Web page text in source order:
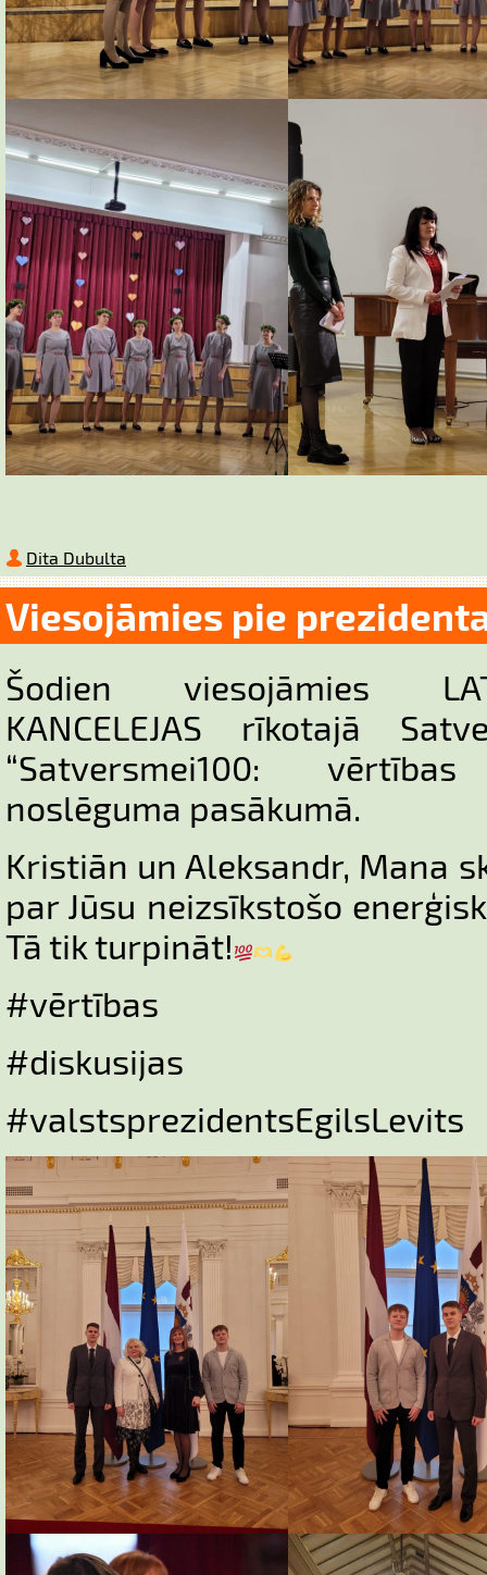
Dita Dubulta
Viesojāmies pie
Šodien viesojāmies
KANCELEJAS rīkotajā
“Satversmei100:
noslēguma pasākumā.
Kristiān un Aleksandr, Mana
par Jūsu neizsīkstošo
Tā tik turpināt!
#vērtības
#diskusijas
#valstsprezidentsEgilsLevits